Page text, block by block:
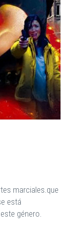
marciales.que
está
género.